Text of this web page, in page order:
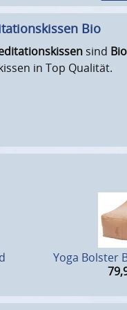
Bio
sind
in Top Qualität.
Yoga Bolster